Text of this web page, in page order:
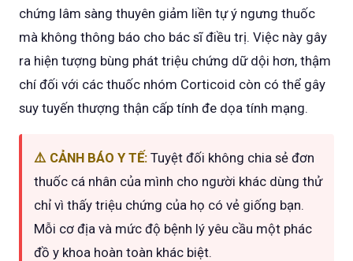
chứng lâm sàng thuyên giảm liền tự ý ngưng thuốc
mà không thông báo cho bác sĩ điều trị. Việc này gây
ra hiện tượng bùng phát triệu chứng dữ dội hơn, thậm
chí đối với các thuốc nhóm Corticoid còn có thể gây
suy tuyến thượng thận cấp tính đe dọa tính mạng.
⚠️ CẢNH BÁO Y TẾ: Tuyệt đối không chia sẻ đơn
thuốc cá nhân của mình cho người khác dùng thử
chỉ vì thấy triệu chứng của họ có vẻ giống bạn.
Mỗi cơ địa và mức độ bệnh lý yêu cầu một phác
đồ y khoa hoàn toàn khác biệt.